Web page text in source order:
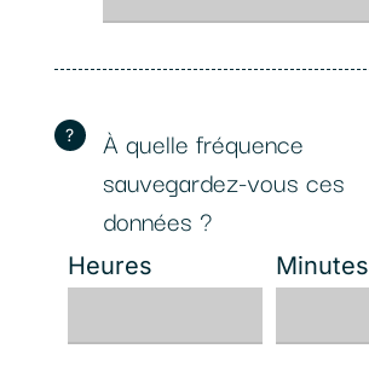
?
À quelle fréquence
sauvegardez-vous ces
données ?
Heures Minutes